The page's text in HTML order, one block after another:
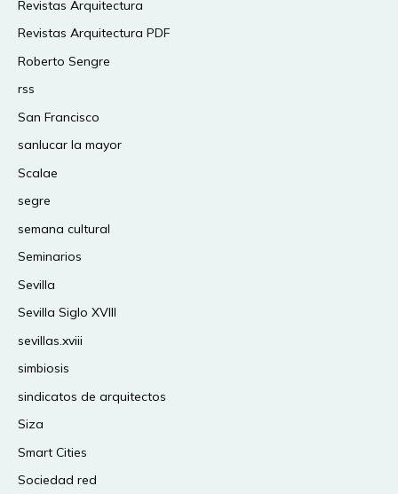
Revistas Arquitectura
Revistas Arquitectura PDF
Roberto Sengre
rss
San Francisco
sanlucar la mayor
Scalae
segre
semana cultural
Seminarios
Sevilla
Sevilla Siglo XVIII
sevillas.xviii
simbiosis
sindicatos de arquitectos
Siza
Smart Cities
Sociedad red